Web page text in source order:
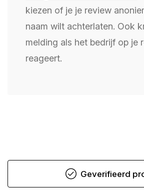
kiezen of je je review
naam wilt achterlaten. Ook
melding als het bedrijf op je
reageert.
Geverifieerd